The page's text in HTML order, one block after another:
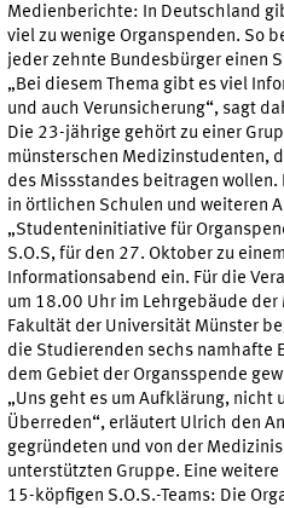
Medienberichte: In Deutschland
viel zu wenige Organspenden. So
jeder zehnte Bundesbürger einen
„Bei diesem Thema gibt es viel
und auch Verunsicherung“, sagt
Die 23-jährige gehört zu einer
münsterschen Medizinstudenten,
des Missstandes beitragen wollen.
in örtlichen Schulen und weiteren
„Studenteninitiative für
S.O.S, für den 27. Oktober zu
Informationsabend ein. Für die
um 18.00 Uhr im Lehrgebäude der
Fakultät der Universität Münster
die Studierenden sechs namhafte
dem Gebiet der Organsspende
„Uns geht es um Aufklärung, nicht
Überreden“, erläutert Ulrich den
gegründeten und von der
unterstützten Gruppe. Eine weitere
15-köpfigen S.O.S.-Teams: Die